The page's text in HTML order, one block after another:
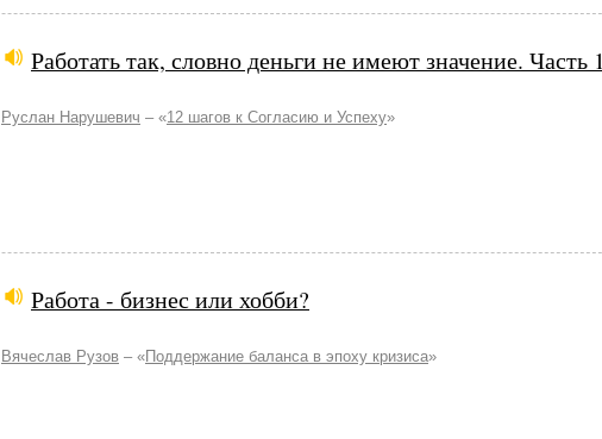
Работать так, словно деньги не имеют значение. Часть 1
Руслан Нарушевич – «12 шагов к Согласию и Успеху»
Работа - бизнес или хобби?
Вячеслав Рузов – «Поддержание баланса в эпоху кризиса»